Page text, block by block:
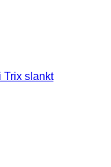
Trix slankt